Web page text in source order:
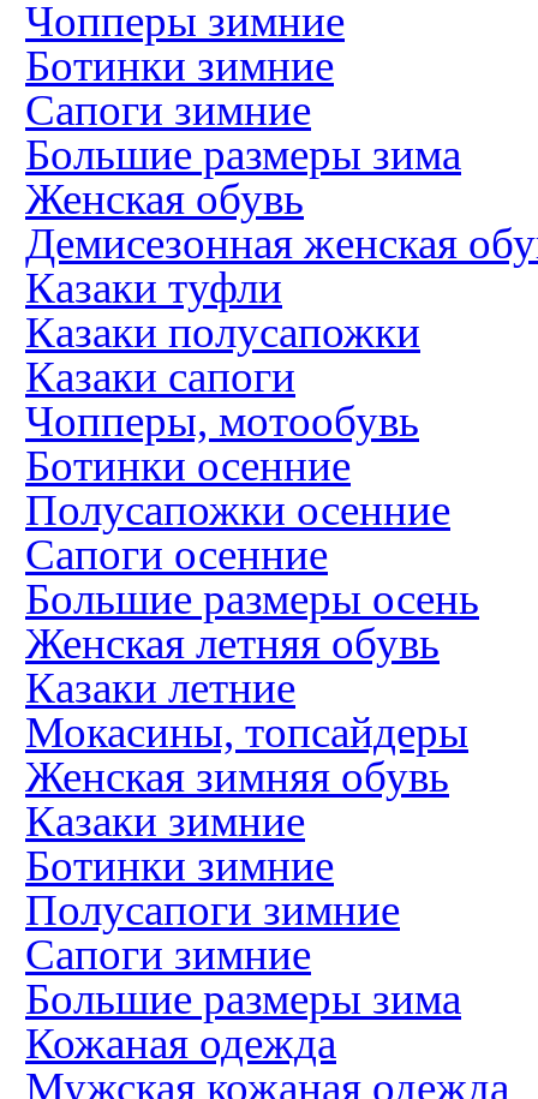
Чопперы зимние
Ботинки зимние
Сапоги зимние
Большие размеры зима
Женская обувь
Демисезонная женская
Казаки туфли
Казаки полусапожки
Казаки сапоги
Чопперы, мотообувь
Ботинки осенние
Полусапожки осенние
Сапоги осенние
Большие размеры осень
Женская летняя обувь
Казаки летние
Мокасины, топсайдеры
Женская зимняя обувь
Казаки зимние
Ботинки зимние
Полусапоги зимние
Сапоги зимние
Большие размеры зима
Кожаная одежда
Мужская кожаная одежда